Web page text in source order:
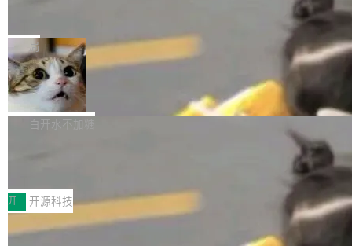
一在人才争夺战中失血的公司。六月，Google
连失两员大将：Noam Shazeer 去了 Op...
er HE-AAC 960 解码 (DAB+) transpose_cuda
filter 添加 AMF Frame Rate Converter (vf_frc
_amf) filter SMPTE 2094-50 元数据支持和直
通 ProRes RAW VideoToolbox 硬件加速器 AP
V ...
Code 在 X 上发帖：「DeepSeek Flash did 8T
tokens on August 1st. 5T of free usage + 3T
on OpenCode Go.」79.8 万次浏览，连带着 #
DeepSeek一天消耗了8万亿# 上了微博热搜——
注意这是 OpenCode 一家的消耗。 OpenCode
不完。」5T 来自免费额度，3T 来自 Go...
局
NetBSD 11.0 正式发布
NetBSD 11.0 现已正式发布，这是 NetBSD 操
作系统的第十八个主要版本。 自 NetBSD 10.1
ve JH71XX 的设备，例如 VisionFive 2、PINE
64 STAR64，以及 QEMU。 增强了对 POSIX.1
-2024 和 C23 编程接口标准的兼容性。 compat
白开水不加糖
案
享会在上海举办。鸿蒙生态的全场景智慧营销平
台鲸鸿动能协同华为游戏中心，面向游戏行业开
发者及生态伙伴，系统呈现了平台在游戏领域的
开 开源科技
技嘉X3D系列再添新成员 B850 AORU